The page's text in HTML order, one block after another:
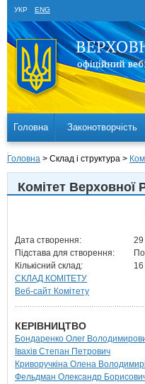
УКР ENG
Головна Законотворчість
Головна > Склад і структура >
Комітет Верховної
Дата створення:
29
Підстава для створення:
Кількісний склад:
СКЛАД КОМІТЕТУ
Веб-сайт Комітету
КЕРІВНИЦТВО
Бондаренко Олег
Івахів Степан Петрович
Криворучкіна Олена
Фельдман Олександр